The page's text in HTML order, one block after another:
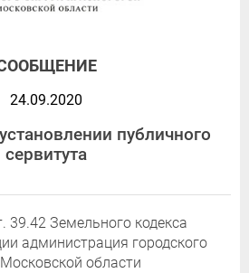
24.09.2020
публичного
сервитута
39.42 Земельного кодекса
администрация городского
области